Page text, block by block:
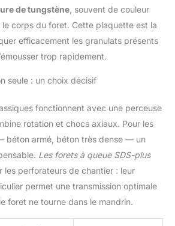
de tungstène , souvent de couleur
corps du foret. Cette plaquette est la
efficacement les granulats présents
trop rapidement.
seule : un choix décisif
fonctionnent avec une perceuse
rotation et chocs axiaux. Pour les
béton armé, béton très dense — un
Les forets à queue SDS-plus
les perforateurs de chantier : leur
permet une transmission optimale
foret ne tourne dans le mandrin.